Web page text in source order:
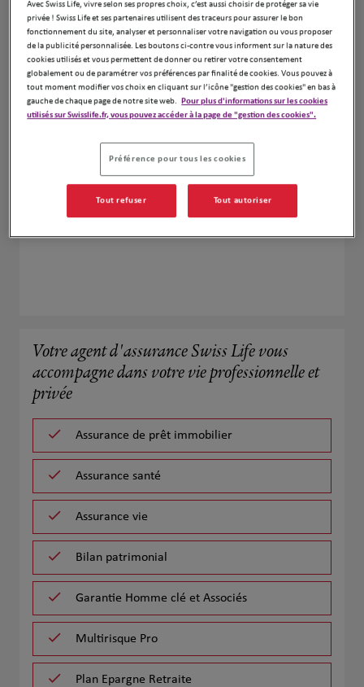
Pierre TRAVERS
Votre agent d'assurance Swiss Life vous
accompagne dans votre vie professionnelle et
privée
Assurance de prêt immobilier
Assurance santé
Assurance vie
Bilan patrimonial
Garantie Homme clé et Associés
Multirisque Pro
Plan Epargne Retraite
Avec Swiss Life, vivre selon ses propres choix, c’est aussi choisir de protéger sa vie
privée ! Swiss Life et ses partenaires utilisent des traceurs pour assurer le bon
fonctionnement du site, analyser et personnaliser votre navigation ou vous proposer
de la publicité personnalisée. Les boutons ci-contre vous informent sur la nature des
cookies utilisés et vous permettent de donner ou retirer votre consentement
globalement ou de paramétrer vos préférences par finalité de cookies. Vous pouvez à
tout moment modifier vos choix en cliquant sur l’icône "gestion des cookies" en bas à
gauche de chaque page de notre site web. Pour plus d'informations sur les cookies
utilisés sur Swisslife.fr, vous pouvez accéder à la page de "gestion des cookies".
Préférence pour tous les cookies
Tout refuser Tout autoriser